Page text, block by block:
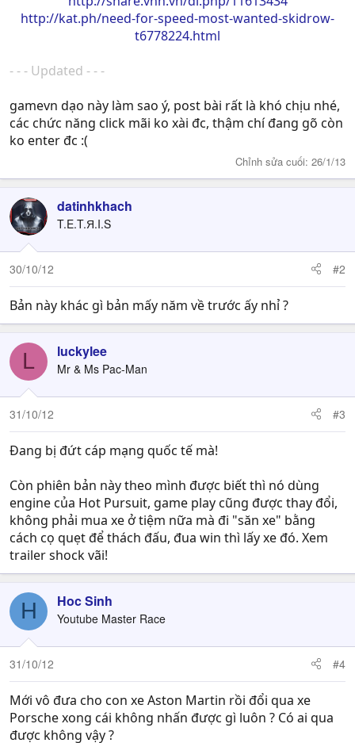
http://kat.ph/need-for-speed-most-wanted-skidrow-
t6778224.html
- - - Updated - - -
gamevn dạo này làm sao ý, post bài rất là khó chịu nhé,
các chức năng click mãi ko xài đc, thậm chí đang gõ còn
ko enter đc :(
Chỉnh sửa cuối: 26/1/13
datinhkhach
T.E.T.Я.I.S
30/10/12 #2
Bản này khác gì bản mấy năm về trước ấy nhỉ ?
L luckylee
Mr & Ms Pac-Man
31/10/12 #3
Đang bị đứt cáp mạng quốc tế mà!
Còn phiên bản này theo mình được biết thì nó dùng
engine của Hot Pursuit, game play cũng được thay đổi,
không phải mua xe ở tiệm nữa mà đi "săn xe" bằng
cách cọ quẹt để thách đấu, đua win thì lấy xe đó. Xem
trailer shock vãi!
H Hoc Sinh
Youtube Master Race
31/10/12 #4
Mới vô đưa cho con xe Aston Martin rồi đổi qua xe
Porsche xong cái không nhấn được gì luôn ? Có ai qua
được không vậy ?